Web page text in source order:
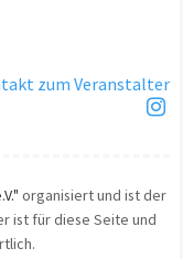
zum Veranstalter
organisiert und ist der
ist für diese Seite und